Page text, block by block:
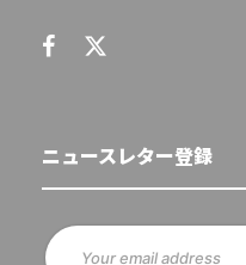
ニュースレター登録